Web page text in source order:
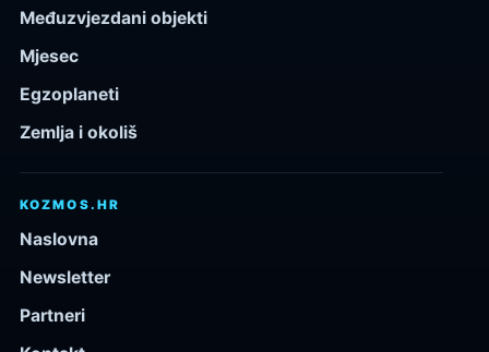
Međuzvjezdani objekti
Mjesec
Egzoplaneti
Zemlja i okoliš
KOZMOS.HR
Naslovna
Newsletter
Partneri